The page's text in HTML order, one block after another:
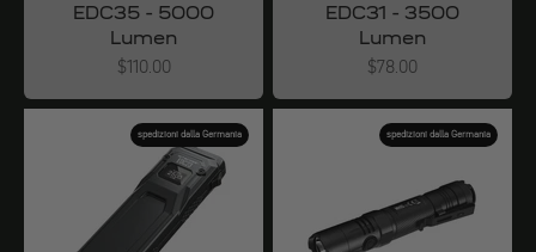
EDC35 - 5000
Lumen
Angebot
$110.00
EDC31 - 3500
Lumen
Angebot
$78.00
spedizioni dalla Germania spedizioni dalla Germania